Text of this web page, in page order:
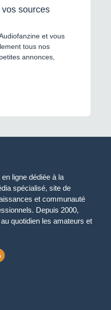
sources
et vous
tous nos
annonces,
ligne dédiée à la
spécialisé, site de
et communauté
Depuis 2000,
quotidien les amateurs et